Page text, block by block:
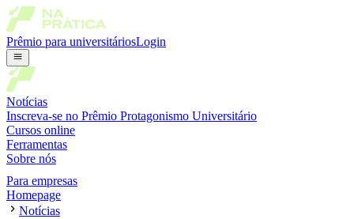
Prêmio para universitáriosLogin
Notícias
Inscreva-se no Prêmio Protagonismo Universitário
Cursos online
Ferramentas
Sobre nós
Para empresas
Homepage
Notícias